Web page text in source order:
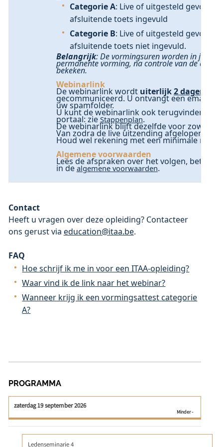
Categorie A: Live of uitgesteld gevolgd
afsluitende toets ingevuld
Categorie B: Live of uitgesteld gevolgd
afsluitende toets niet ingevuld.
Belangrijk: De vormingsuren worden in
permanente vorming, na controle van de
bekeken.
Webinarlink
De webinarlink wordt uiterlijk2 dagen
gecommuniceerd. U ontvangt een email
uw spamfolder.
U kunt de webinarlink ook terugvinden in
portaal: zieStappenplan.
De webinarlink blijft dezelfde voor zowel
Van zodra de live uitzending afgelopen is,
Houd wel rekening met een minimale
Algemene voorwaarden
Lees de afspraken over het volgen,
in dealgemene voorwaarden.
Contact
Heeft u vragen over deze opleiding? Contacteer
ons gerust via education@itaa.be.
FAQ
Hoe schrijf ik me in voor een ITAA-opleiding?
Waar vind ik de link naar het webinar?
Wanneer krijg ik een vormingsattest categorie
A?
PROGRAMMA
zaterdag 19 september 2026
Ledenseminarie 4